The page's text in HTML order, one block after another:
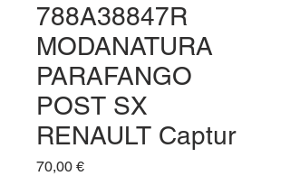
788A38847R
MODANATURA
PARAFANGO
POST SX
RENAULT Captur
70,00 €Prezzo